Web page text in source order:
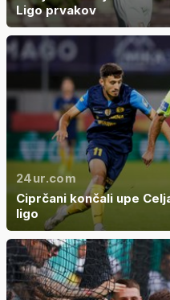
Ligo prvakov
24ur.com
Ciprčani končali upe
ligo